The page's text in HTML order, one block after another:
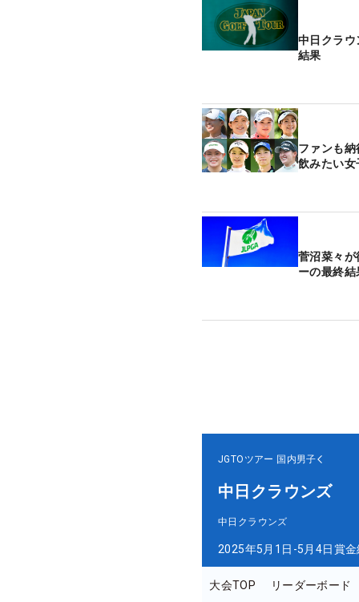
中日クラ
結果
ファンも
飲みたい女
菅沼菜々
ーの最終結
JGTOツアー 国内男子
中日クラウンズ
中日クラウンズ
2025年5月1日-5月4日賞
大会TOP リーダーボード